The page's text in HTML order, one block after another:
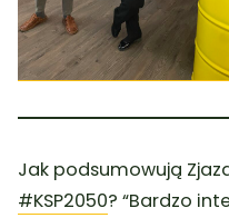
Jak podsumowują
#KSP2050? “Bardzo